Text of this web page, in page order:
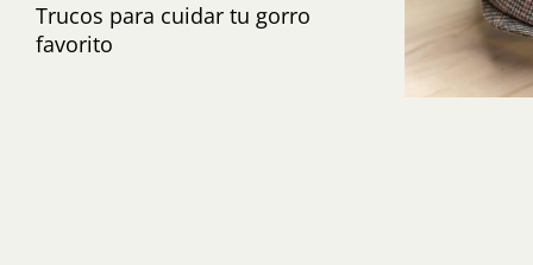
Trucos para cuidar tu gorro
favorito